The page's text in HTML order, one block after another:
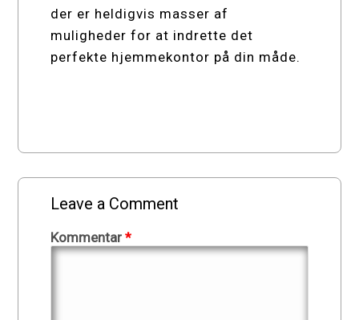
der er heldigvis masser af
muligheder for at indrette det
perfekte hjemmekontor på din måde.
Leave a Comment
Kommentar*